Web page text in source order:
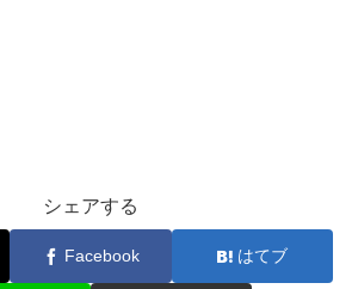
シェアする
Facebook はてブ